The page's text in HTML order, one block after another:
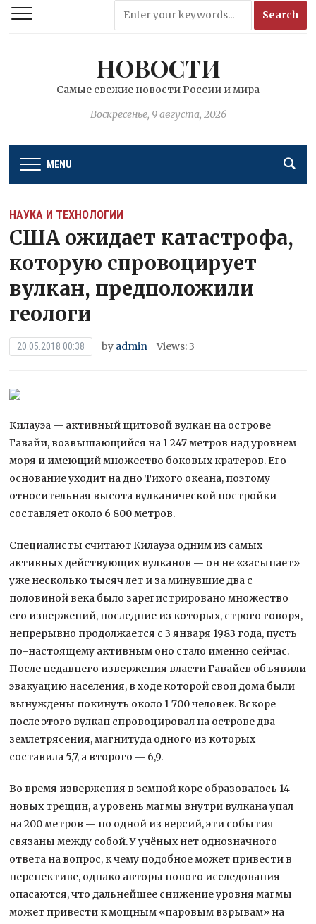
НОВОСТИ
Самые свежие новости России и мира
Воскресенье, 9 августа, 2026
MENU
НАУКА И ТЕХНОЛОГИИ
США ожидает катастрофа,
которую спровоцирует
вулкан, предположили
геологи
20.05.2018 00:38 by admin Views: 3
Килауэа — активный щитовой вулкан на острове
Гавайи, возвышающийся на 1 247 метров над уровнем
моря и имеющий множество боковых кратеров. Его
основание уходит на дно Тихого океана, поэтому
относительная высота вулканической постройки
составляет около 6 800 метров.
Специалисты считают Килауэа одним из самых
активных действующих вулканов — он не «засыпает»
уже несколько тысяч лет и за минувшие два с
половиной века было зарегистрировано множество
его извержений, последние из которых, строго говоря,
непрерывно продолжается с 3 января 1983 года, пусть
по-настоящему активным оно стало именно сейчас.
После недавнего извержения власти Гавайев объявили
эвакуацию населения, в ходе которой свои дома были
вынуждены покинуть около 1 700 человек. Вскоре
после этого вулкан спровоцировал на острове два
землетрясения, магнитуда одного из которых
составила 5,7, а второго — 6,9.
Во время извержения в земной коре образовалось 14
новых трещин, а уровень магмы внутри вулкана упал
на 200 метров — по одной из версий, эти события
связаны между собой. У учёных нет однозначного
ответа на вопрос, к чему подобное может привести в
перспективе, однако авторы нового исследования
опасаются, что дальнейшее снижение уровня магмы
может привести к мощным «паровым взрывам» на